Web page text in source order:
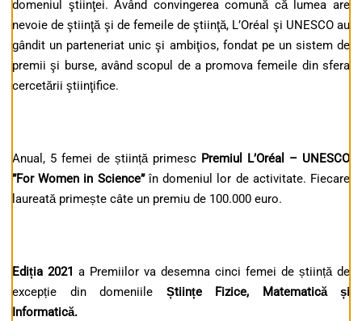
domeniul ştiinţei. Având convingerea comună că lumea are
nevoie de ştiinţă şi de femeile de ştiinţă, L’Oréal şi UNESCO au
gândit un parteneriat unic şi ambiţios, fondat pe un sistem de
premii şi burse, având scopul de a promova femeile din sfera
cercetării ştiinţifice.
Anual, 5 femei de știință primesc Premiul L’Oréal – UNESCO
”For Women in Science”în domeniul lor de activitate. Fiecare
laureată primește câte un premiu de 100.000 euro.
Ediția 2021 a Premiilor va desemna cinci femei de știință de
excepție din domeniile Științe Fizice, Matematică și
Informatică.